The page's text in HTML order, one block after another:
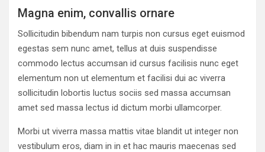
Magna enim, convallis ornare
Sollicitudin bibendum nam turpis non cursus eget euismod
egestas sem nunc amet, tellus at duis suspendisse
commodo lectus accumsan id cursus facilisis nunc eget
elementum non ut elementum et facilisi dui ac viverra
sollicitudin lobortis luctus sociis sed massa accumsan
amet sed massa lectus id dictum morbi ullamcorper.
Morbi ut viverra massa mattis vitae blandit ut integer non
vestibulum eros, diam in in et hac mauris maecenas sed